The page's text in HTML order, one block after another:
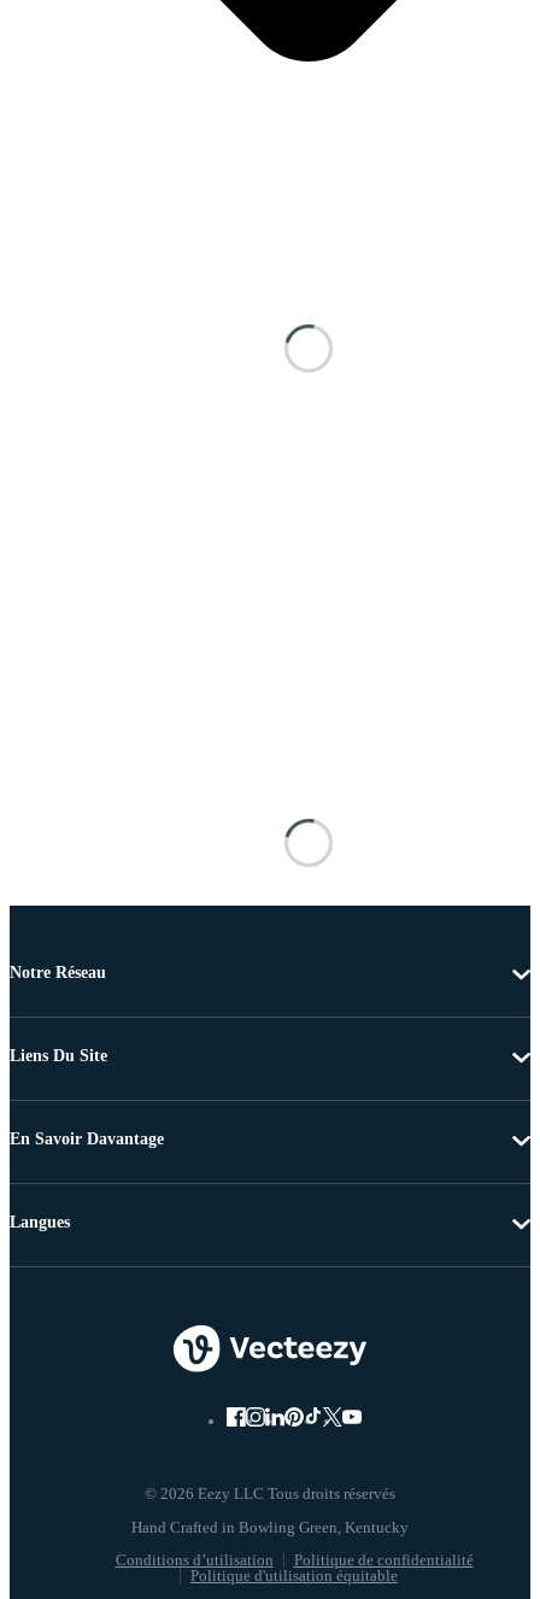
Notre Réseau
Liens Du Site
En Savoir Davantage
© 2026 Eezy LLC Tous droits réservés
Conditions d’utilisation
Politique de confidentialité
Politique d'utilisation équitable
Langues